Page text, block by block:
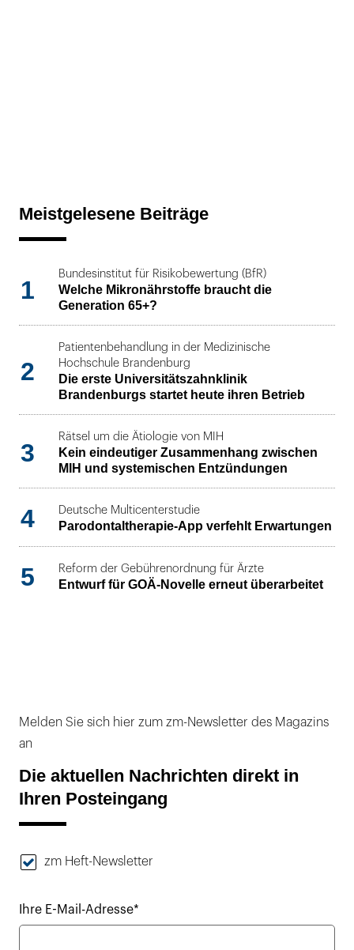
Meistgelesene Beiträge
1
Bundesinstitut für Risikobewertung (BfR)
Welche Mikronährstoffe braucht die
Generation 65+?
2
Patientenbehandlung in der Medizinische
Hochschule Brandenburg
Die erste Universitätszahnklinik
Brandenburgs startet heute ihren Betrieb
3
Rätsel um die Ätiologie von MIH
Kein eindeutiger Zusammenhang zwischen
MIH und systemischen Entzündungen
4 Deutsche Multicenterstudie
Parodontaltherapie-App verfehlt Erwartungen
5 Reform der Gebührenordnung für Ärzte
Entwurf für GOÄ-Novelle erneut überarbeitet
Melden Sie sich hier zum zm-Newsletter des Magazins
an
Die aktuellen Nachrichten direkt in
Ihren Posteingang
zm Heft-Newsletter
Ihre E-Mail-Adresse*